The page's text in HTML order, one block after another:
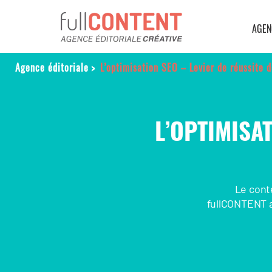
Agence éditoriale > L’optimisation SEO – Levier de réussite
Le